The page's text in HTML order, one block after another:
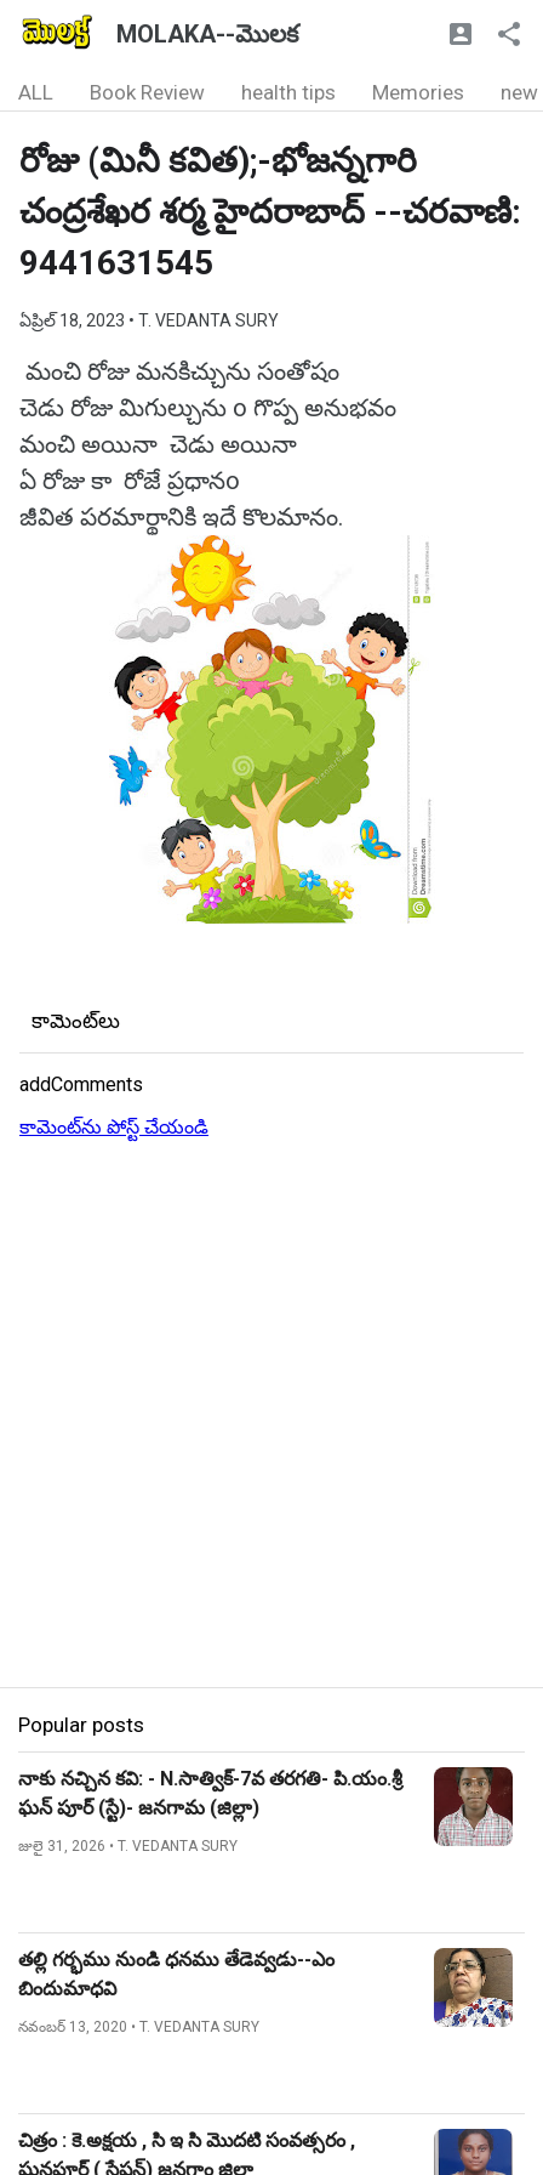
MOLAKA--మొలక
ALL Book Review health tips Memories new
రోజు (మినీ కవిత);-భోజన్నగారి
చంద్రశేఖర శర్మ హైదరాబాద్ --చరవాణి:
9441631545
ఏప్రిల్ 18, 2023 • T. VEDANTA SURY
మంచి రోజు మనకిచ్చును సంతోషం
చెడు రోజు మిగుల్చును o గొప్ప అనుభవం
మంచి అయినా చెడు అయినా
ఏ రోజు కా రోజే ప్రధానo
జీవిత పరమార్థానికి ఇదే కొలమానం.
కామెంట్‌లు
addComments
కామెంట్‌ను పోస్ట్ చేయండి
Popular posts
నాకు నచ్చిన కవి: - N.సాత్విక్-7వ తరగతి- పి.యం.శ్రీ
ఘన్ పూర్ (స్టే)- జనగామ (జిల్లా)
జులై 31, 2026 • T. VEDANTA SURY
తల్లి గర్భము నుండి ధనము తేడెవ్వడు--ఎం
బిందుమాధవి
నవంబర్ 13, 2020 • T. VEDANTA SURY
చిత్రం : కె.అక్షయ , సి ఇ సి మొదటి సంవత్సరం ,
ఘనపూర్ ( స్టేషన్) జనగాం జిల్లా